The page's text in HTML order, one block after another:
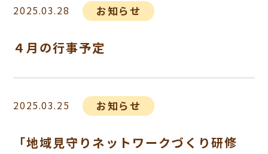
2025.03.28 お知らせ
４月の行事予定
2025.03.25 お知らせ
「地域見守りネットワークづくり研修